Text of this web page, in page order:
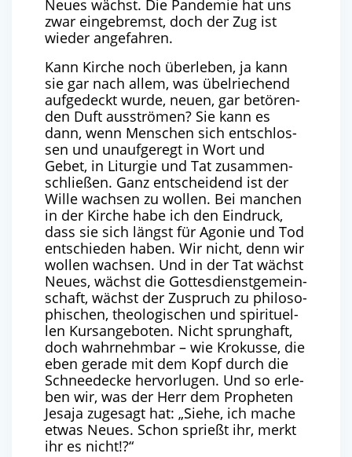
Neu­es wächst. Die Pan­de­mie hat uns
zwar ein­ge­bremst, doch der Zug ist
wie­der angefahren.
Kann Kir­che noch über­le­ben, ja kann
sie gar nach allem, was übel­rie­chend
auf­ge­deckt wur­de, neu­en, gar betö­ren­
den Duft aus­strö­men? Sie kann es
dann, wenn Men­schen sich ent­schlos­
sen und unauf­ge­regt in Wort und
Gebet, in Lit­ur­gie und Tat zusam­men­
schlie­ßen. Ganz ent­schei­dend ist der
Wil­le wach­sen zu wol­len. Bei man­chen
in der Kir­che habe ich den Ein­druck,
dass sie sich längst für Ago­nie und Tod
ent­schie­den haben. Wir nicht, denn wir
wol­len wach­sen. Und in der Tat wächst
Neu­es, wächst die Got­tes­dienst­ge­mein­
schaft, wächst der Zuspruch zu phi­lo­so­
phi­schen, theo­lo­gi­schen und spi­ri­tu­el­
len Kurs­an­ge­bo­ten. Nicht sprung­haft,
doch wahr­nehm­bar – wie Kro­kus­se, die
eben gera­de mit dem Kopf durch die
Schnee­de­cke her­vor­lu­gen. Und so erle­
ben wir, was der Herr dem Pro­phe­ten
Jesa­ja zuge­sagt hat: ​ „Sie­he, ich mache
etwas Neu­es. Schon sprießt ihr, merkt
ihr es nicht!?“